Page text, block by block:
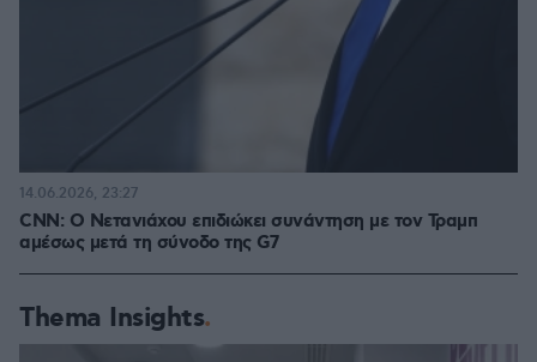
CNN: Ο Νετανιάχου επιδιώκει συνάντηση με τον Τραμπ
αμέσως μετά τη σύνοδο της G7
14.06.2026, 23:27
Thema Insights